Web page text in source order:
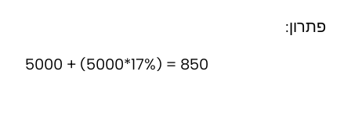
פתרון:
5000 + (5000*17%) = 850